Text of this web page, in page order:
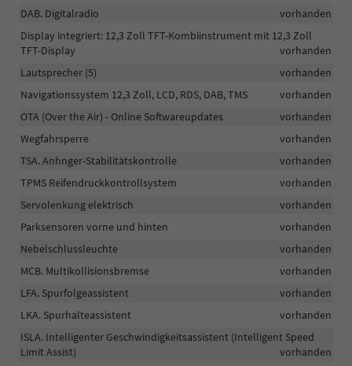
DAB. Digitalradio
vorhanden
Display integriert: 12,3 Zoll TFT-Kombiinstrument mit 12,3 Zoll
TFT-Display
vorhanden
Lautsprecher (5)
vorhanden
Navigationssystem 12,3 Zoll, LCD, RDS, DAB, TMS
vorhanden
OTA (Over the Air) - Online Softwareupdates
vorhanden
Wegfahrsperre
vorhanden
TSA. Anhnger-Stabilitätskontrolle
vorhanden
TPMS Reifendruckkontrollsystem
vorhanden
Servolenkung elektrisch
vorhanden
Parksensoren vorne und hinten
vorhanden
Nebelschlussleuchte
vorhanden
MCB. Multikollisionsbremse
vorhanden
LFA. Spurfolgeassistent
vorhanden
LKA. Spurhalteassistent
vorhanden
ISLA. Intelligenter Geschwindigkeitsassistent (Intelligent Speed
Limit Assist)
vorhanden